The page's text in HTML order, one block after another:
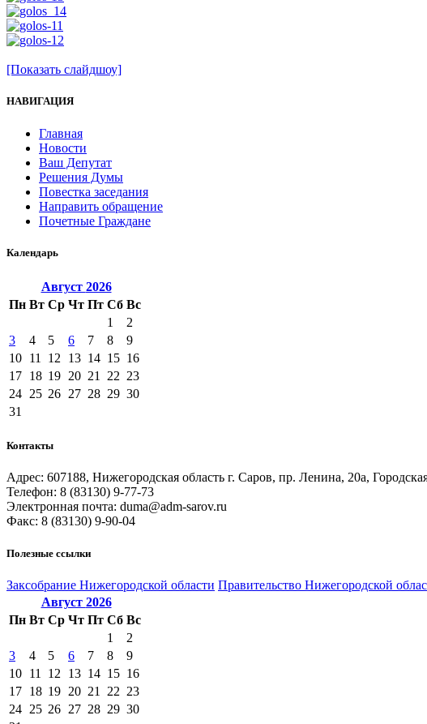
[Показать слайдшоу]
НАВИГАЦИЯ
Главная
Новости
Ваш Депутат
Решения Думы
Повестка заседания
Направить обращение
Почетные Граждане
Календарь
Август 2026
Пн Вт Ср Чт Пт Сб Вс
1
2
3
4 5 6 7 8
9
10 11 12 13 14 15 16
17 18 19 20 21 22 23
24 25 26 27 28 29 30
31
Контакты
Адрес: 607188, Нижегородская область г. Саров, пр. Ленина, 20а,
Телефон: 8 (83130) 9-77-73
Электронная почта: duma@adm-sarov.ru
Факс: 8 (83130) 9-90-04
Полезные ссылки
Закcобрание Нижегородской области Правительство Нижегородской
Август 2026
Пн Вт Ср Чт Пт Сб Вс
1
2
3
4 5 6 7 8
9
10 11 12 13 14 15 16
17 18 19 20 21 22 23
24 25 26 27 28 29 30